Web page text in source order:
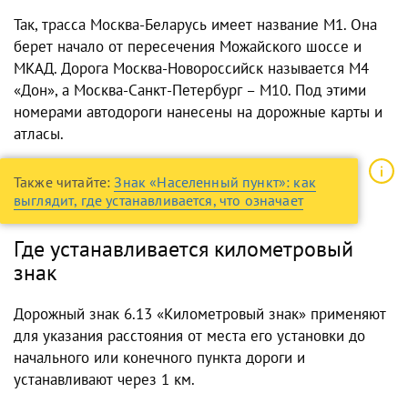
Так, трасса Москва-Беларусь имеет название М1. Она
берет начало от пересечения Можайского шоссе и
МКАД. Дорога Москва-Новороссийск называется М4
«Дон», а Москва-Санкт-Петербург – М10. Под этими
номерами автодороги нанесены на дорожные карты и
атласы.
Также читайте:Знак «Населенный пункт»: как
выглядит, где устанавливается, что означает
Где устанавливается километровый
знак
Дорожный знак 6.13 «Километровый знак» применяют
для указания расстояния от места его установки до
начального или конечного пункта дороги и
устанавливают через 1 км.